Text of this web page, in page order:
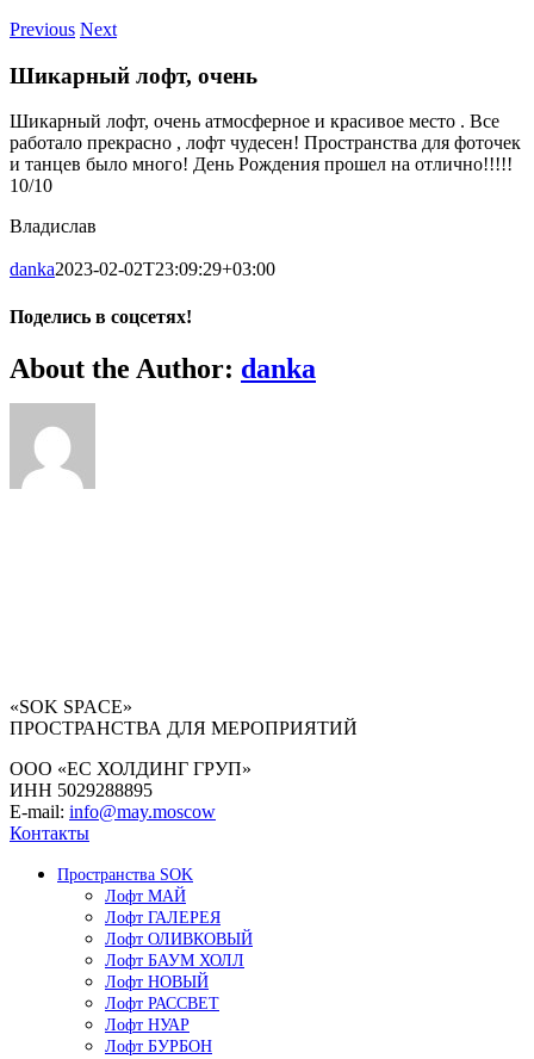
Previous Next
Шикарный лофт, очень
Шикарный лофт, очень атмосферное и красивое место . Все
работало прекрасно , лофт чудесен! Пространства для фоточек
и танцев было много! День Рождения прошел на отлично!!!!!
10/10
Владислав
danka2023-02-02T23:09:29+03:00
Поделись в соцсетях!
facebook
whatsapp
vk
Email
About the Author: danka
«SOK SPACE»
ПРОСТРАНСТВА ДЛЯ МЕРОПРИЯТИЙ
ООО «ЕС ХОЛДИНГ ГРУП»
ИНН 5029288895
E-mail: info@may.moscow
Контакты
Пространства SOK
Лофт МАЙ
Лофт ГАЛЕРЕЯ
Лофт ОЛИВКОВЫЙ
Лофт БАУМ ХОЛЛ
Лофт НОВЫЙ
Лофт РАССВЕТ
Лофт НУАР
Лофт БУРБОН